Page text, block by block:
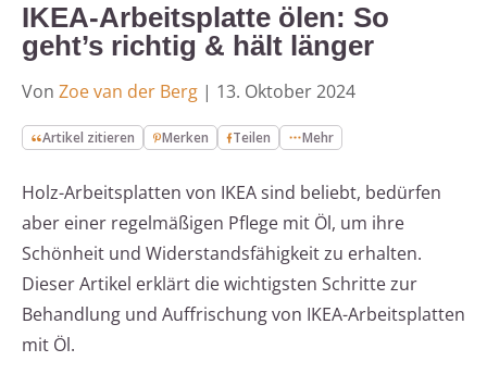
IKEA-Arbeitsplatte ölen: So
geht’s richtig & hält länger
Von Zoe van der Berg | 13. Oktober 2024
Artikel zitieren Merken Teilen Mehr
Holz-Arbeitsplatten von IKEA sind beliebt, bedürfen
aber einer regelmäßigen Pflege mit Öl, um ihre
Schönheit und Widerstandsfähigkeit zu erhalten.
Dieser Artikel erklärt die wichtigsten Schritte zur
Behandlung und Auffrischung von IKEA-Arbeitsplatten
mit Öl.